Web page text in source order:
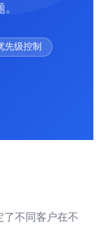
先级控制
了不同客户在不